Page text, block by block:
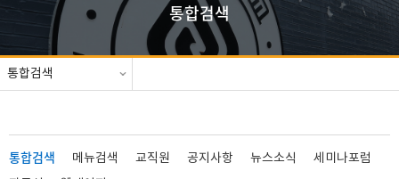
통합검색
통합검색
통합검색 메뉴검색 교직원 공지사항 뉴스소식
세미나포럼